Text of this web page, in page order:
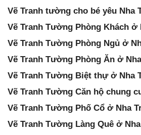
Vẽ Tranh tường cho bé yêu Nha
Vẽ Tranh Tường Phòng Khách ở
Vẽ Tranh Tường Phòng Ngủ ở
Vẽ Tranh Tường Phòng Ăn ở
Vẽ Tranh Tường Biệt thự ở Nha
Vẽ Tranh Tường Căn hộ chung
Vẽ Tranh Tường Phố Cổ ở Nha
Vẽ Tranh Tường Làng Quê ở